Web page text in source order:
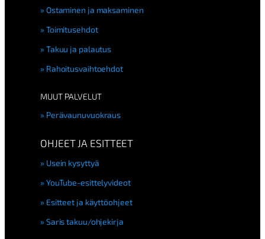
Ostaminen ja maksaminen
Toimitusehdot
Takuu ja palautus
Rahoitusvaihtoehdot
MUUT PALVELUT
Perävaunuvuokraus
OHJEET JA ESITTEET
Usein kysyttyä
YouTube-esittelyvideot
Esitteet ja käyttöohjeet
Saris takuu/ohjekirja